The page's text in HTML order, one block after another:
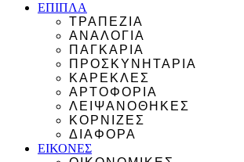
ΕΠΙΠΛΑ
ΤΡΑΠΕΖΙΑ
ΑΝΑΛΟΓΙΑ
ΠΑΓΚΑΡΙΑ
ΠΡΟΣΚΥΝΗΤΑΡΙΑ
ΚΑΡΕΚΛΕΣ
ΑΡΤΟΦΟΡΙΑ
ΛΕΙΨΑΝΟΘΗΚΕΣ
ΚΟΡΝΙΖΕΣ
ΔΙΑΦΟΡΑ
ΕΙΚΟΝΕΣ